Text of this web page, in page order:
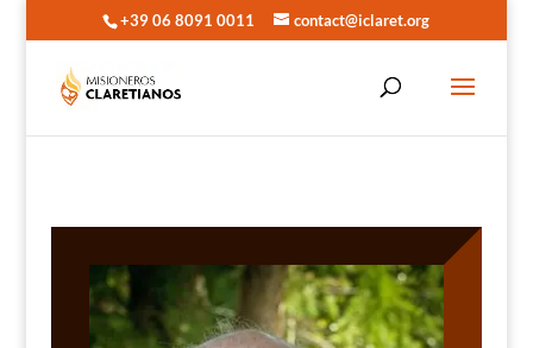
+39 06 8091 0011 contact@iclaret.org